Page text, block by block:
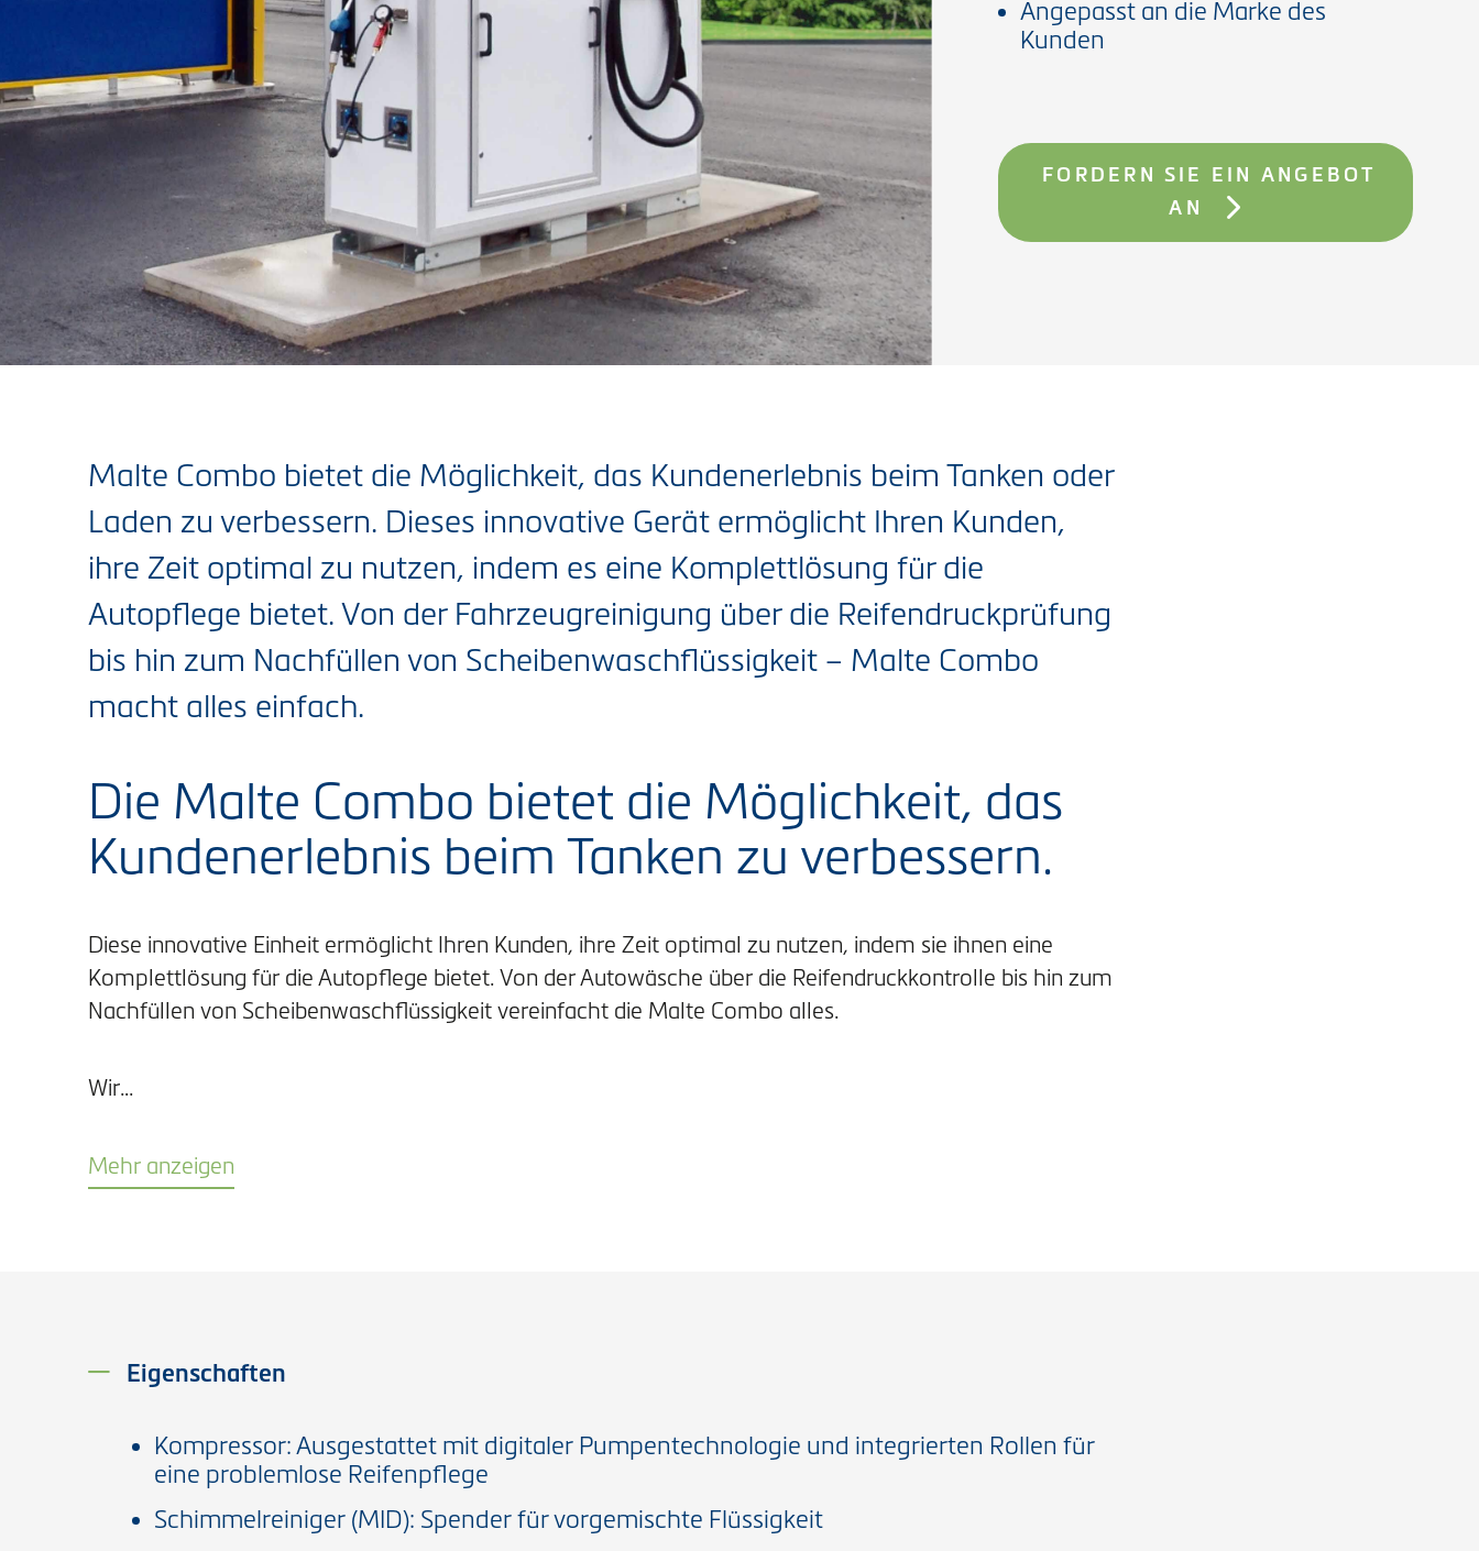
Angepasst an die Marke des
Kunden
FORDERN SIE EIN ANGEBOT
AN
Malte Combo bietet die Möglichkeit, das Kundenerlebnis beim Tanken oder
Laden zu verbessern. Dieses innovative Gerät ermöglicht Ihren Kunden,
ihre Zeit optimal zu nutzen, indem es eine Komplettlösung für die
Autopflege bietet. Von der Fahrzeugreinigung über die Reifendruckprüfung
bis hin zum Nachfüllen von Scheibenwaschflüssigkeit – Malte Combo
macht alles einfach.
Die Malte Combo bietet die Möglichkeit, das
Kundenerlebnis beim Tanken zu verbessern.
Diese innovative Einheit ermöglicht Ihren Kunden, ihre Zeit optimal zu nutzen, indem sie ihnen eine
Komplettlösung für die Autopflege bietet. Von der Autowäsche über die Reifendruckkontrolle bis hin zum
Nachfüllen von Scheibenwaschflüssigkeit vereinfacht die Malte Combo alles.
Wir…
Mehr anzeigen
Eigenschaften
Kompressor: Ausgestattet mit digitaler Pumpentechnologie und integrierten Rollen für
eine problemlose Reifenpflege
Schimmelreiniger (MID): Spender für vorgemischte Flüssigkeit